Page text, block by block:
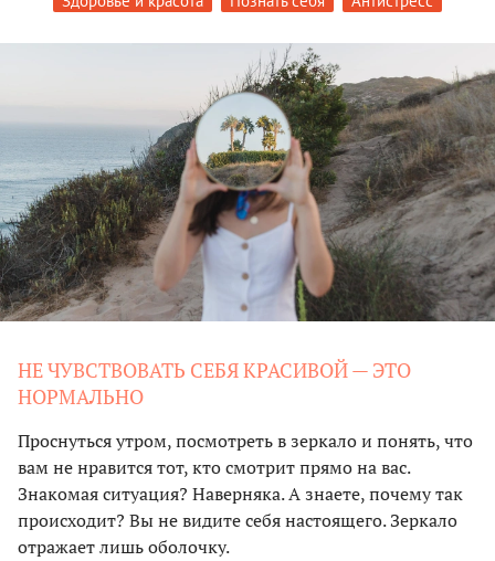
НЕ ЧУВСТВОВАТЬ СЕБЯ КРАСИВОЙ — ЭТО
НОРМАЛЬНО
Проснуться утром, посмотреть в зеркало и понять, что
вам не нравится тот, кто смотрит прямо на вас.
Знакомая ситуация? Наверняка. А знаете, почему так
происходит? Вы не видите себя настоящего. Зеркало
отражает лишь оболочку.